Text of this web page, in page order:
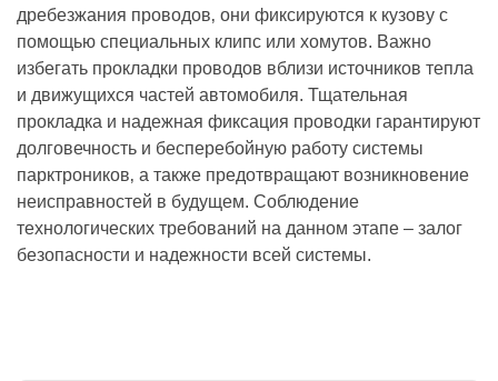
дребезжания проводов‚ они фиксируются к кузову с
помощью специальных клипс или хомутов. Важно
избегать прокладки проводов вблизи источников тепла
и движущихся частей автомобиля. Тщательная
прокладка и надежная фиксация проводки гарантируют
долговечность и бесперебойную работу системы
парктроников‚ а также предотвращают возникновение
неисправностей в будущем. Соблюдение
технологических требований на данном этапе – залог
безопасности и надежности всей системы.